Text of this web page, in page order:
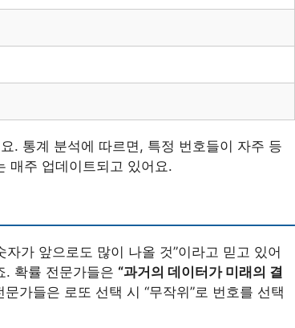
. 통계 분석에 따르면, 특정 번호들이 자주 등
매주 업데이트되고 있어요.
가 앞으로도 많이 나올 것”이라고 믿고 있어
. 확률 전문가들은 “과거의 데이터가 미래의 결
가들은 로또 선택 시 “무작위”로 번호를 선택